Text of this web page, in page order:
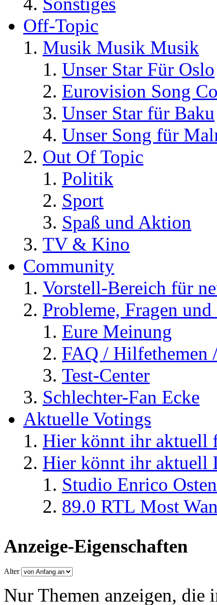
Off-Topic
Musik Musik Musik
Unser Star Für Oslo
Eurovision Song
Unser Star für Baku
Unser Song für
Out Of Topic
Politik
Sport
Spaß und Aktion
TV & Kino
Community
Vorstell-Bereich für
Probleme, Fragen
Eure Meinung
FAQ / Hilfethemen
Test-Center
Schlechter-Fan Ecke
Aktuelle Votings
Hier könnt ihr aktuell
Hier könnt ihr aktuell
Studio Enrico
89.0 RTL Most
Anzeige-Eigenschaften
Alter
Nur Themen anzeigen, die